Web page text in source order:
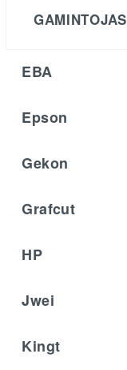
GAMINTOJAS
EBA
Epson
Gekon
Grafcut
HP
Jwei
Kingt